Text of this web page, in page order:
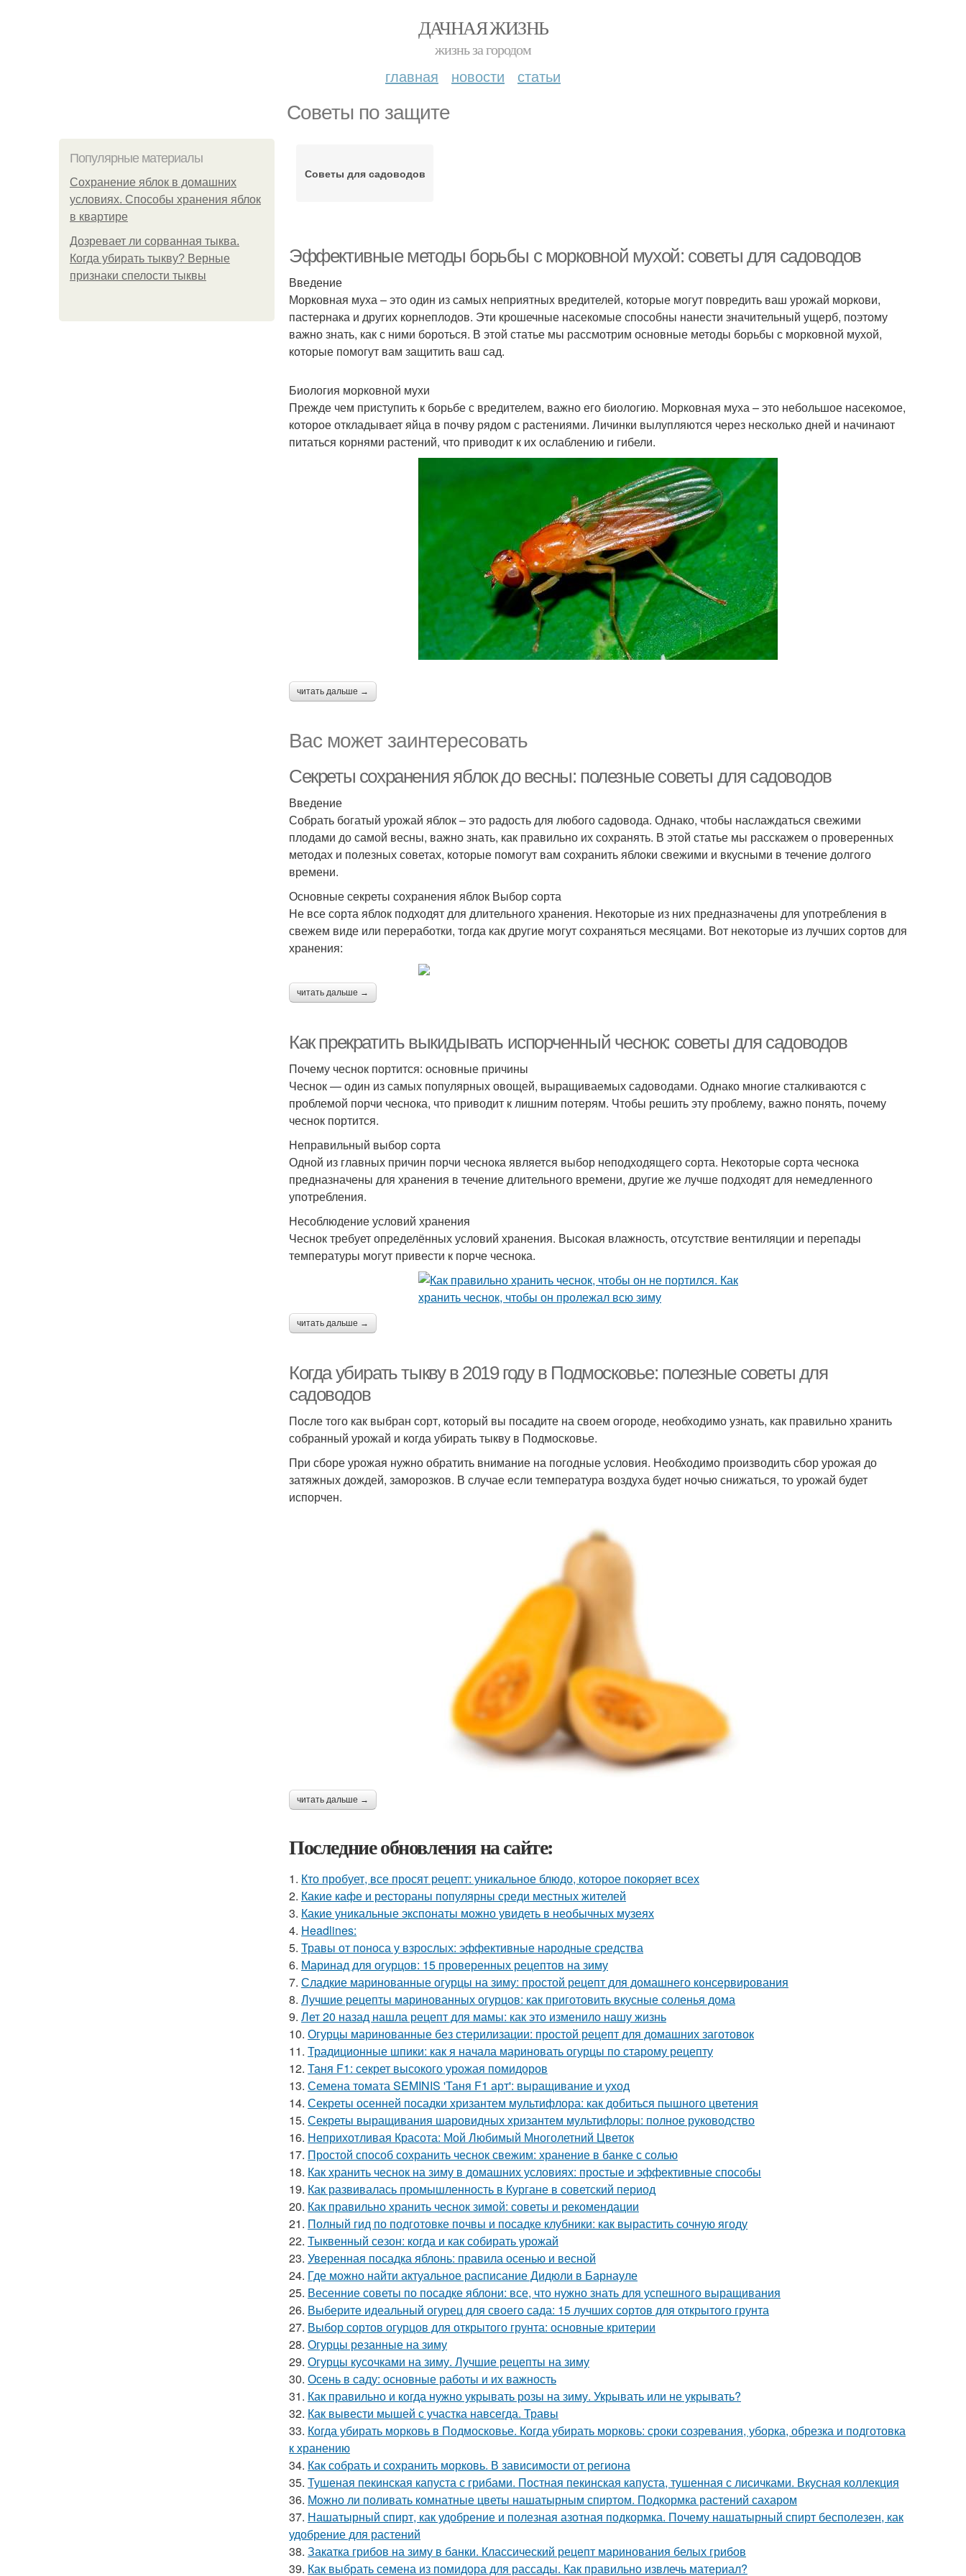
ДАЧНАЯ ЖИЗНЬ
жизнь за городом
главная новости статьи
Советы по защите
Популярные материалы
Сохранение яблок в домашних
условиях. Способы хранения яблок
в квартире
Дозревает ли сорванная тыква.
Когда убирать тыкву? Верные
признаки спелости тыквы
Советы для садоводов
Эффективные методы борьбы с морковной мухой: советы для садоводов
Введение
Морковная муха – это один из самых неприятных вредителей, которые могут повредить ваш урожай моркови,
пастернака и других корнеплодов. Эти крошечные насекомые способны нанести значительный ущерб, поэтому
важно знать, как с ними бороться. В этой статье мы рассмотрим основные методы борьбы с морковной мухой,
которые помогут вам защитить ваш сад.
Биология морковной мухи
Прежде чем приступить к борьбе с вредителем, важно его биологию. Морковная муха – это небольшое насекомое,
которое откладывает яйца в почву рядом с растениями. Личинки вылупляются через несколько дней и начинают
питаться корнями растений, что приводит к их ослаблению и гибели.
читать дальше →
Вас может заинтересовать
Секреты сохранения яблок до весны: полезные советы для садоводов
Введение
Собрать богатый урожай яблок – это радость для любого садовода. Однако, чтобы наслаждаться свежими
плодами до самой весны, важно знать, как правильно их сохранять. В этой статье мы расскажем о проверенных
методах и полезных советах, которые помогут вам сохранить яблоки свежими и вкусными в течение долгого
времени.
Основные секреты сохранения яблок Выбор сорта
Не все сорта яблок подходят для длительного хранения. Некоторые из них предназначены для употребления в
свежем виде или переработки, тогда как другие могут сохраняться месяцами. Вот некоторые из лучших сортов для
хранения:
читать дальше →
Как прекратить выкидывать испорченный чеснок: советы для садоводов
Почему чеснок портится: основные причины
Чеснок — один из самых популярных овощей, выращиваемых садоводами. Однако многие сталкиваются с
проблемой порчи чеснока, что приводит к лишним потерям. Чтобы решить эту проблему, важно понять, почему
чеснок портится.
Неправильный выбор сорта
Одной из главных причин порчи чеснока является выбор неподходящего сорта. Некоторые сорта чеснока
предназначены для хранения в течение длительного времени, другие же лучше подходят для немедленного
употребления.
Несоблюдение условий хранения
Чеснок требует определённых условий хранения. Высокая влажность, отсутствие вентиляции и перепады
температуры могут привести к порче чеснока.
читать дальше →
Когда убирать тыкву в 2019 году в Подмосковье: полезные советы для
садоводов
После того как выбран сорт, который вы посадите на своем огороде, необходимо узнать, как правильно хранить
собранный урожай и когда убирать тыкву в Подмосковье.
При сборе урожая нужно обратить внимание на погодные условия. Необходимо производить сбор урожая до
затяжных дождей, заморозков. В случае если температура воздуха будет ночью снижаться, то урожай будет
испорчен.
читать дальше →
Последние обновления на сайте:
1. Кто пробует, все просят рецепт: уникальное блюдо, которое покоряет всех
2. Какие кафе и рестораны популярны среди местных жителей
3. Какие уникальные экспонаты можно увидеть в необычных музеях
4. Headlines:
5. Травы от поноса у взрослых: эффективные народные средства
6. Маринад для огурцов: 15 проверенных рецептов на зиму
7. Сладкие маринованные огурцы на зиму: простой рецепт для домашнего консервирования
8. Лучшие рецепты маринованных огурцов: как приготовить вкусные соленья дома
9. Лет 20 назад нашла рецепт для мамы: как это изменило нашу жизнь
10. Огурцы маринованные без стерилизации: простой рецепт для домашних заготовок
11. Традиционные шпики: как я начала мариновать огурцы по старому рецепту
12. Таня F1: секрет высокого урожая помидоров
13. Семена томата SEMINIS 'Таня F1 арт': выращивание и уход
14. Секреты осенней посадки хризантем мультифлора: как добиться пышного цветения
15. Секреты выращивания шаровидных хризантем мультифлоры: полное руководство
16. Неприхотливая Красота: Мой Любимый Многолетний Цветок
17. Простой способ сохранить чеснок свежим: хранение в банке с солью
18. Как хранить чеснок на зиму в домашних условиях: простые и эффективные способы
19. Как развивалась промышленность в Кургане в советский период
20. Как правильно хранить чеснок зимой: советы и рекомендации
21. Полный гид по подготовке почвы и посадке клубники: как вырастить сочную ягоду
22. Тыквенный сезон: когда и как собирать урожай
23. Уверенная посадка яблонь: правила осенью и весной
24. Где можно найти актуальное расписание Дидюли в Барнауле
25. Весенние советы по посадке яблони: все, что нужно знать для успешного выращивания
26. Выберите идеальный огурец для своего сада: 15 лучших сортов для открытого грунта
27. Выбор сортов огурцов для открытого грунта: основные критерии
28. Огурцы резанные на зиму
29. Огурцы кусочками на зиму. Лучшие рецепты на зиму
30. Осень в саду: основные работы и их важность
31. Как правильно и когда нужно укрывать розы на зиму. Укрывать или не укрывать?
32. Как вывести мышей с участка навсегда. Травы
33. Когда убирать морковь в Подмосковье. Когда убирать морковь: сроки созревания, уборка, обрезка и подготовка
к хранению
34. Как собрать и сохранить морковь. В зависимости от региона
35. Тушеная пекинская капуста с грибами. Постная пекинская капуста, тушенная с лисичками. Вкусная коллекция
36. Можно ли поливать комнатные цветы нашатырным спиртом. Подкормка растений сахаром
37. Нашатырный спирт, как удобрение и полезная азотная подкормка. Почему нашатырный спирт бесполезен, как
удобрение для растений
38. Закатка грибов на зиму в банки. Классический рецепт маринования белых грибов
39. Как выбрать семена из помидора для рассады. Как правильно извлечь материал?